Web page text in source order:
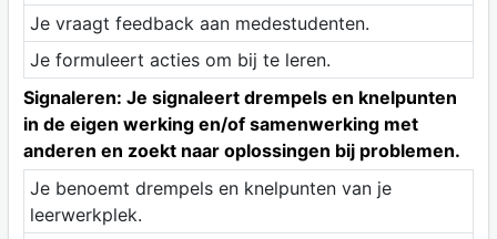
Je vraagt feedback aan medestudenten.
Je formuleert acties om bij te leren.
Signaleren: Je signaleert drempels en knelpunten
in de eigen werking en/of samenwerking met
anderen en zoekt naar oplossingen bij problemen.
Je benoemt drempels en knelpunten van je
leerwerkplek.